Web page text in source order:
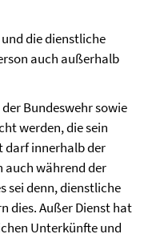
die dienstliche
auch außerhalb
Bundeswehr sowie
werden, die sein
darf innerhalb der
auch während der
sei denn, dienstliche
dies. Außer Dienst hat
Unterkünfte und